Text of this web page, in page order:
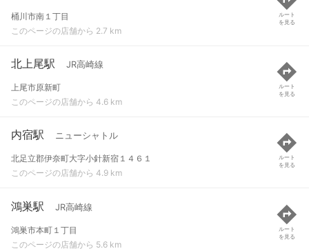
桶川市南１丁目
このページの店舗から 2.7 km
ルート
を見る
北上尾駅 JR高崎線
上尾市原新町
このページの店舗から 4.6 km
ルート
を見る
内宿駅 ニューシャトル
北足立郡伊奈町大字小針新宿１４６１
このページの店舗から 4.9 km
ルート
を見る
鴻巣駅 JR高崎線
鴻巣市本町１丁目
このページの店舗から 5.6 km
ルート
を見る